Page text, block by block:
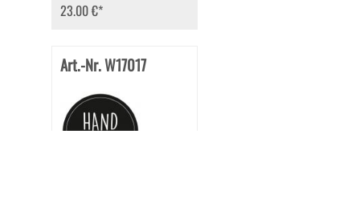
23.00 €*
Art.-Nr. W17017